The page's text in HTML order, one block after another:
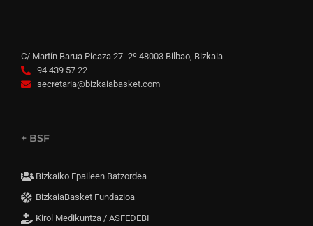
C/ Martín Barua Picaza 27- 2º 48003 Bilbao, Bizkaia
94 439 57 22
secretaria@bizkaiabasket.com
+ BSF
Bizkaiko Epaileen Batzordea
BizkaiaBasket Fundazioa
Kirol Medikuntza / ASFEDEBI